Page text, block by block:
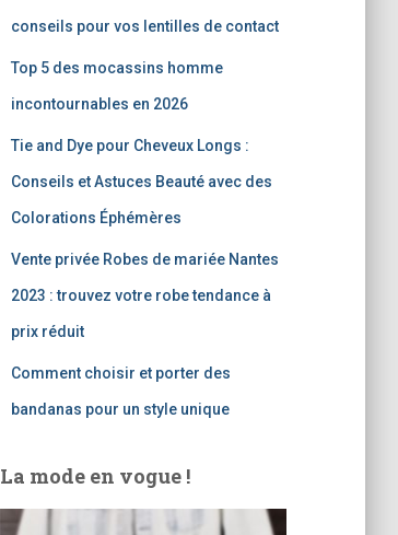
conseils pour vos lentilles de contact
Top 5 des mocassins homme
incontournables en 2026
Tie and Dye pour Cheveux Longs :
Conseils et Astuces Beauté avec des
Colorations Éphémères
Vente privée Robes de mariée Nantes
2023 : trouvez votre robe tendance à
prix réduit
Comment choisir et porter des
bandanas pour un style unique
La mode en vogue !